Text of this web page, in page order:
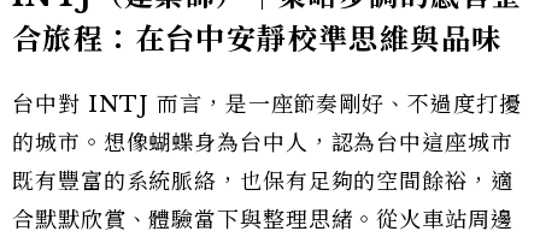
合旅程：在台中安靜校準思維與品味
台中對 INTJ 而言，是一座節奏剛好、不過度打擾
的城市。想像蝴蝶身為台中人，認為台中這座城市
既有豐富的系統脈絡，也保有足夠的空間餘裕，適
合默默欣賞、體驗當下與整理思緒。從火車站周邊